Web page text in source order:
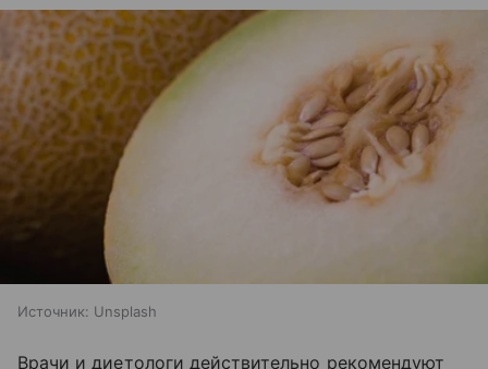
Источник: Unsplash
Врачи и диетологи действительно рекомендуют